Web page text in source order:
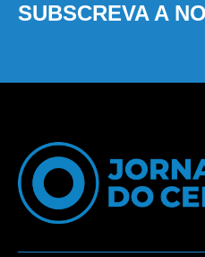
SUBSCREVA A